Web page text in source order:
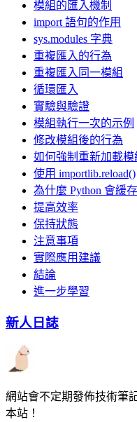
模組的匯入機制
import 語句的作用
sys.modules 字典
重複匯入的行為
重複匯入同一模組
循環匯入
實驗與驗證
模組執行一次的示例
修改模組後的行為
如何強制重新加載模
使用 importlib.reload()
為什麼 Python 會緩
提高效率
保持狀態
注意事項
實際應用建議
結論
進一步學習
新人日誌
網站會不定期發佈技術筆
本站！